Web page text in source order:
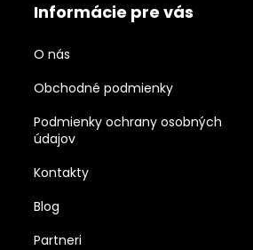
Informácie pre vás
O nás
Obchodné podmienky
Podmienky ochrany osobných
údajov
Kontakty
Blog
Partneri